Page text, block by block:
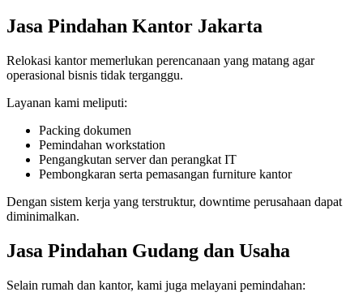
Jasa Pindahan Kantor Jakarta
Relokasi kantor memerlukan perencanaan yang matang agar
operasional bisnis tidak terganggu.
Layanan kami meliputi:
Packing dokumen
Pemindahan workstation
Pengangkutan server dan perangkat IT
Pembongkaran serta pemasangan furniture kantor
Dengan sistem kerja yang terstruktur, downtime perusahaan dapat
diminimalkan.
Jasa Pindahan Gudang dan Usaha
Selain rumah dan kantor, kami juga melayani pemindahan: